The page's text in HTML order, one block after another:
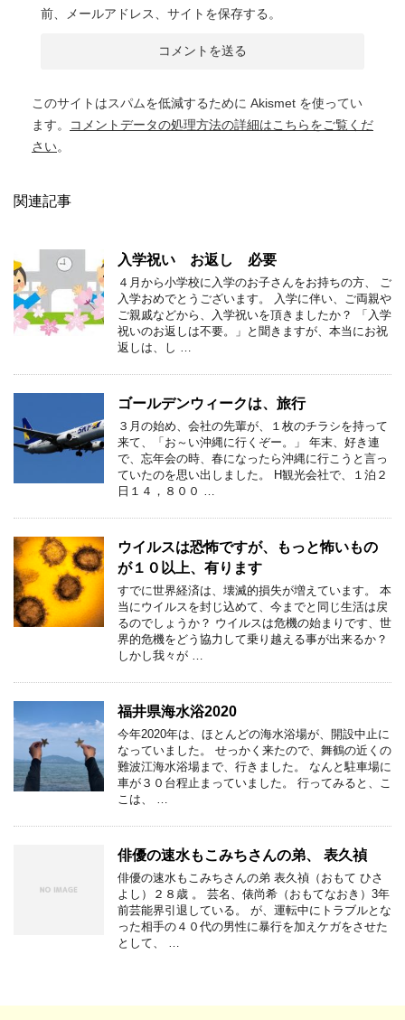
前、メールアドレス、サイトを保存する。
このサイトはスパムを低減するために Akismet を使ってい
ます。
コメントデータの処理方法の詳細はこちらをご覧くだ
さい。
関連記事
入学祝い お返し 必要
４月から小学校に入学のお子さんをお持ちの方、 ご
入学おめでとうございます。 入学に伴い、ご両親や
ご親戚などから、入学祝いを頂きましたか？ 「入学
祝いのお返しは不要。」と聞きますが、本当にお祝
返しは、し …
ゴールデンウィークは、旅行
３月の始め、会社の先輩が、１枚のチラシを持って
来て、「お～い沖縄に行くぞー。」 年末、好き連
で、忘年会の時、春になったら沖縄に行こうと言っ
ていたのを思い出しました。 H観光会社で、１泊２
日１４，８００ …
ウイルスは恐怖ですが、もっと怖いもの
が１０以上、有ります
すでに世界経済は、壊滅的損失が増えています。 本
当にウイルスを封じ込めて、今までと同じ生活は戻
るのでしょうか？ ウイルスは危機の始まりです、世
界的危機をどう協力して乗り越える事が出来るか？
しかし我々が …
福井県海水浴2020
今年2020年は、ほとんどの海水浴場が、開設中止に
なっていました。 せっかく来たので、舞鶴の近くの
難波江海水浴場まで、行きました。 なんと駐車場に
車が３０台程止まっていました。 行ってみると、こ
こは、 …
俳優の速水もこみちさんの弟、 表久禎
俳優の速水もこみちさんの弟 表久禎（おもて ひさ
よし）２８歳 。 芸名、俵尚希（おもてなおき）3年
前芸能界引退している。 が、運転中にトラブルとな
った相手の４０代の男性に暴行を加えケガをさせた
として、 …